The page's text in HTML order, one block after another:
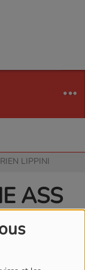
LIPPINI
ASS